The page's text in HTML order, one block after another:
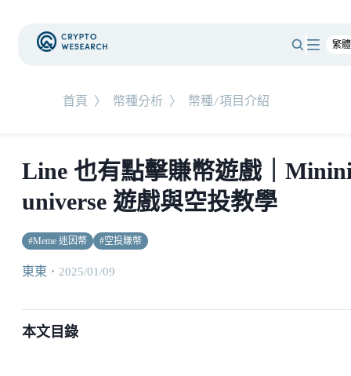
首頁 〉 幣種分析 〉 幣種/項目介紹
Line 也有點擊賺幣遊戲｜
universe 遊戲與空投教學
#Meme 迷因幣 #空投賺幣
東東 ・ 2025/01/09
本文目錄